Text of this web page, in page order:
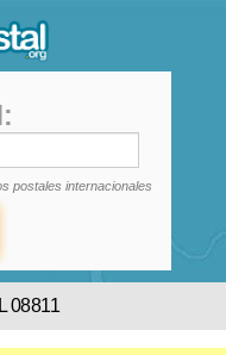
postales internacionales
08811